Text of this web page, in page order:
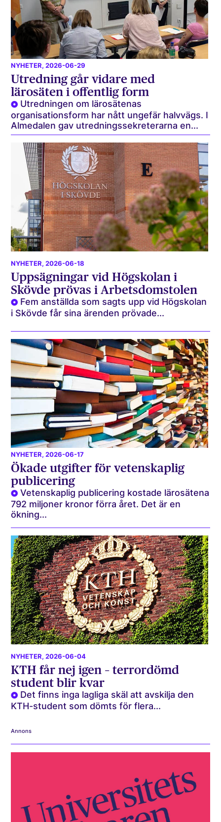
NYHETER, 2026-06-29
Utredning går vidare med
lärosäten i offentlig form
Utredningen om lärosätenas
organisationsform har nått ungefär halvvägs. I
Almedalen gav utredningssekreterarna en...
NYHETER, 2026-06-18
Uppsägningar vid Högskolan i
Skövde prövas i Arbetsdomstolen
Fem anställda som sagts upp vid Högskolan
i Skövde får sina ärenden prövade...
NYHETER, 2026-06-17
Ökade utgifter för vetenskaplig
publicering
Vetenskaplig publicering kostade lärosätena
792 miljoner kronor förra året. Det är en
ökning...
NYHETER, 2026-06-04
KTH får nej igen – terrordömd
student blir kvar
Det finns inga lagliga skäl att avskilja den
KTH-student som dömts för flera...
Annons